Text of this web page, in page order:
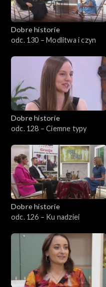
Dobre historie
odc. 130 – Modlitwa i czyn
Dobre historie
odc. 128 – Ciemne typy
Dobre historie
odc. 126 – Ku nadziei